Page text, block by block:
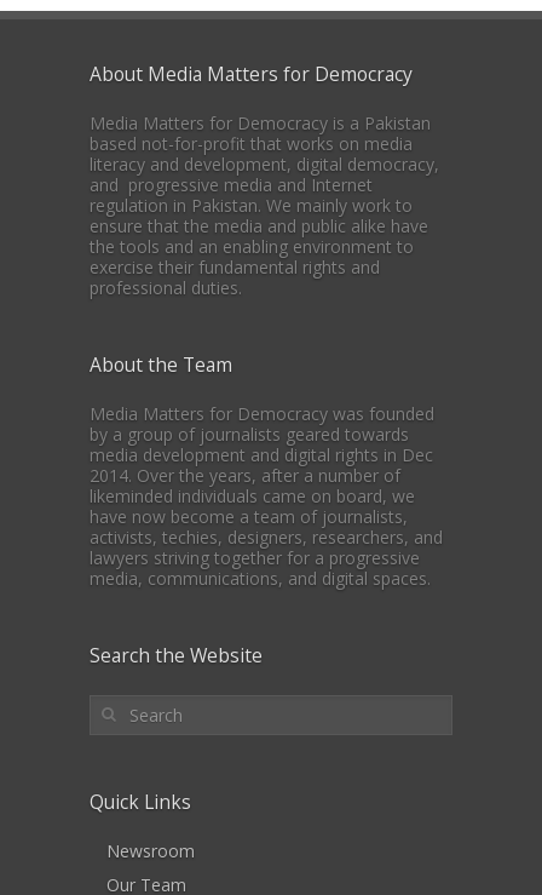
About Media Matters for Democracy
Media Matters for Democracy is a Pakistan
based not-for-profit that works on media
literacy and development, digital democracy,
and progressive media and Internet
regulation in Pakistan. We mainly work to
ensure that the media and public alike have
the tools and an enabling environment to
exercise their fundamental rights and
professional duties.
About the Team
Media Matters for Democracy was founded
by a group of journalists geared towards
media development and digital rights in Dec
2014. Over the years, after a number of
likeminded individuals came on board, we
have now become a team of journalists,
activists, techies, designers, researchers, and
lawyers striving together for a progressive
media, communications, and digital spaces.
Search the Website
Quick Links
Newsroom
Our Team